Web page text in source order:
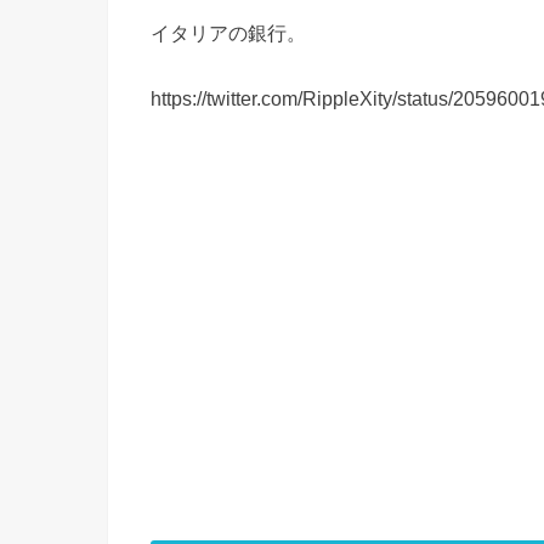
イタリアの銀行。
https://twitter.com/RippleXity/status/